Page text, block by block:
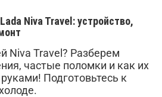
Niva Travel: устройство,
Niva Travel? Разберем
частые поломки и как их
Подготовьтесь к